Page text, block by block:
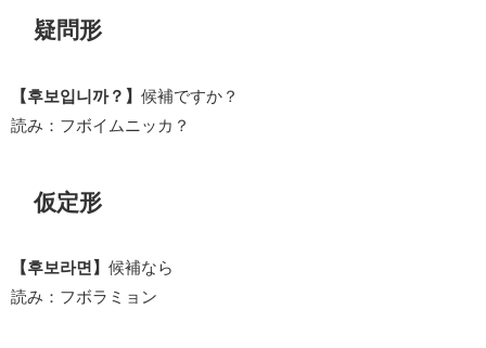
疑問形
【후보입니까？】 候補ですか？
読み：フボイムニッカ？
仮定形
【후보라면】 候補なら
読み：フボラミョン